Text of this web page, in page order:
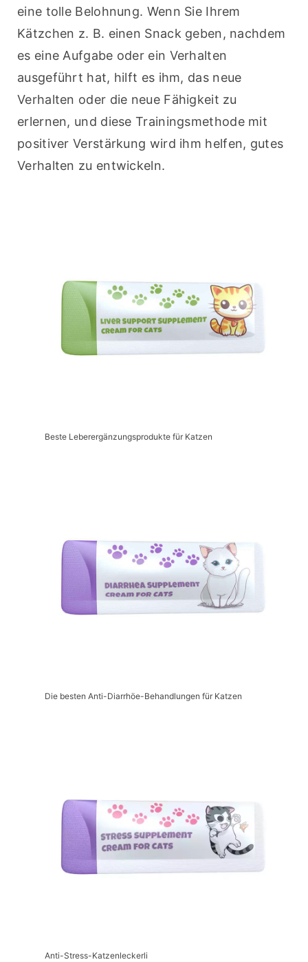
eine tolle Belohnung. Wenn Sie Ihrem
Kätzchen z. B. einen Snack geben, nachdem
es eine Aufgabe oder ein Verhalten
ausgeführt hat, hilft es ihm, das neue
Verhalten oder die neue Fähigkeit zu
erlernen, und diese Trainingsmethode mit
positiver Verstärkung wird ihm helfen, gutes
Verhalten zu entwickeln.
Beste Leberergänzungsprodukte für Katzen
Die besten Anti-Diarrhöe-Behandlungen für Katzen
Anti-Stress-Katzenleckerli